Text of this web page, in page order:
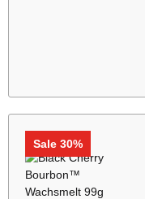
Sale 30%